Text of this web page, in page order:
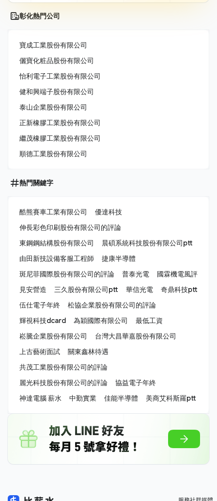
彰化熱門公司
寶成工業股份有限公司
儷寶化粧品股份有限公司
怡利電子工業股份有限公司
健和興端子股份有限公司
泰山企業股份有限公司
正新橡膠工業股份有限公司
繼茂橡膠工業股份有限公司
順德工業股份有限公司
熱門關鍵字
酷熊賽車工業有限公司
優達科技
伸長彩色印刷股份有限公司的評論
東鋼鋼結構股份有限公司
晨碩系統科技股份有限公司ptt
由田新技設備客服工程師
捷康半導體
斑尼菲國際股份有限公司的評論
普泰光電
國霖機電風評
見安營造
三久股份有限公司ptt 華信光電
奇鼎科技ptt
伍仕電子年終
松協企業股份有限公司的評論
輝視科技dcard
為穎國際有限公司
最低工資
崧騰企業股份有限公司
台灣大昌華嘉股份有限公司
上古藝術面試
關東鑫林待遇
共茂工業股份有限公司的評論
麗光科技股份有限公司的評論
協益電子年終
神達電腦 薪水
中勤實業 佳能半導體 美商艾科斯羅ptt